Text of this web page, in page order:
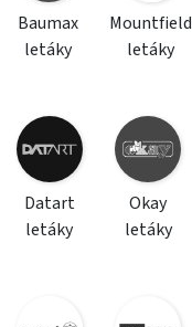
Baumax
letáky
Mountfield
letáky
Datart
letáky
Okay
letáky